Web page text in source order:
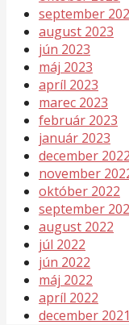
september
august 2023
jún 2023
máj 2023
apríl 2023
marec 2023
február 2023
január 2023
december 2022
november
október 2022
september
august 2022
júl 2022
jún 2022
máj 2022
apríl 2022
december 2021